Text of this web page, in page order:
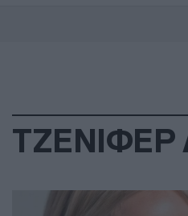
ΤΖΕΝΙΦΕΡ